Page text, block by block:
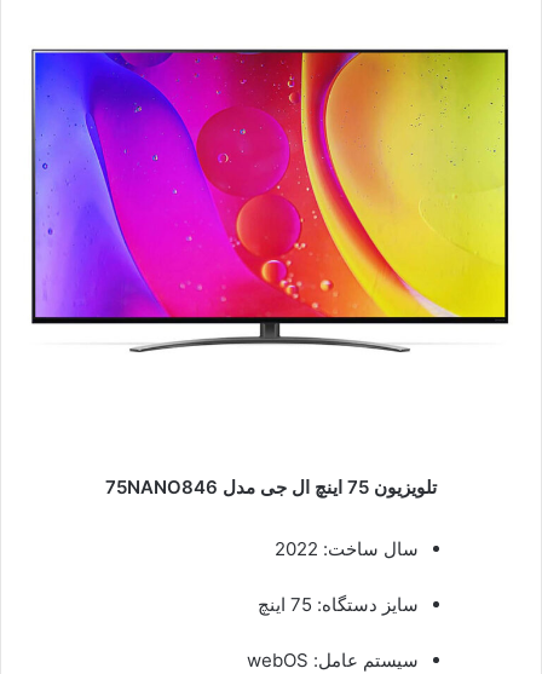
تلویزیون 75 اینچ ال جی مدل 75NANO846
سال ساخت: 2022
سایز دستگاه: 75 اینچ
سیستم عامل: webOS